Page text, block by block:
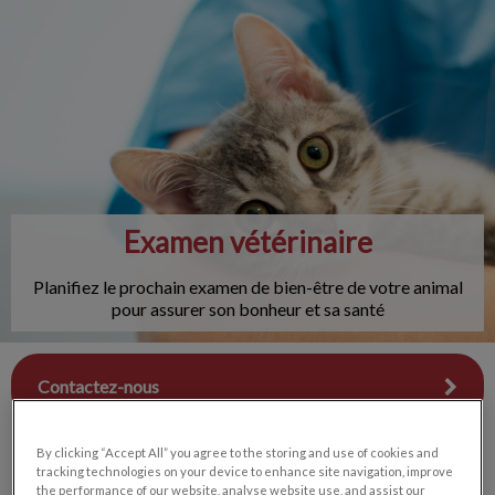
IvcPractices.HeaderNav.Search.Label
Examen vétérinaire
Planifiez le prochain examen de bien-être de votre animal
pour assurer son bonheur et sa santé
Contactez-nous
By clicking “Accept All” you agree to the storing and use of cookies and
tracking technologies on your device to enhance site navigation, improve
the performance of our website, analyse website use, and assist our